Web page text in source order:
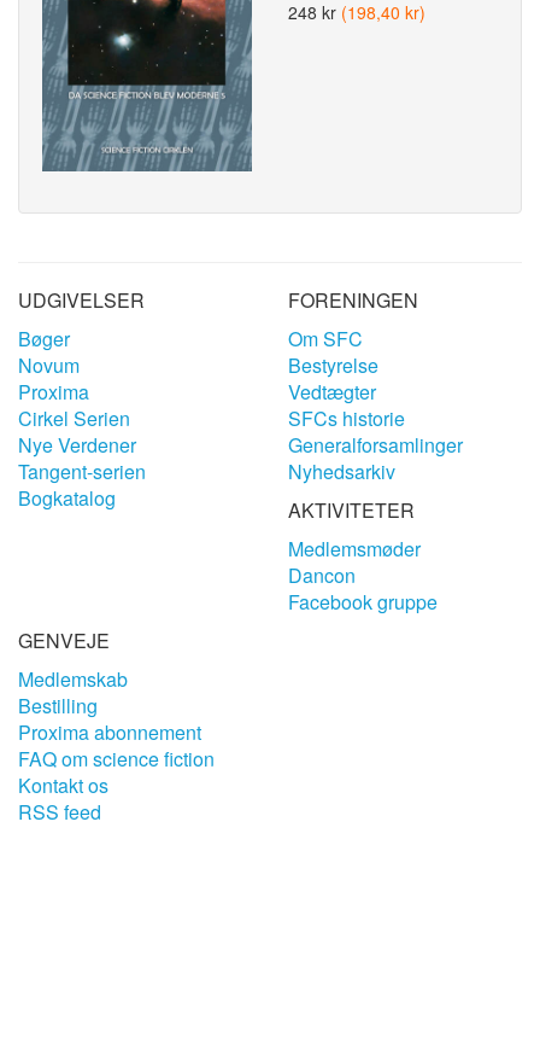
248 kr (198,40 kr)
UDGIVELSER
Bøger
Novum
Proxima
Cirkel Serien
Nye Verdener
Tangent-serien
Bogkatalog
FORENINGEN
Om SFC
Bestyrelse
Vedtægter
SFCs historie
Generalforsamlinger
Nyhedsarkiv
AKTIVITETER
Medlemsmøder
Dancon
Facebook gruppe
GENVEJE
Medlemskab
Bestilling
Proxima abonnement
FAQ om science fiction
Kontakt os
RSS feed